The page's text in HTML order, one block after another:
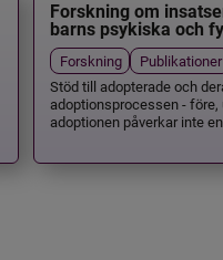
Forskning om
barns psykiska och
Forskning Publikationer
Stöd till adopterade och
adoptionsprocessen -
adoptionen påverkar inte